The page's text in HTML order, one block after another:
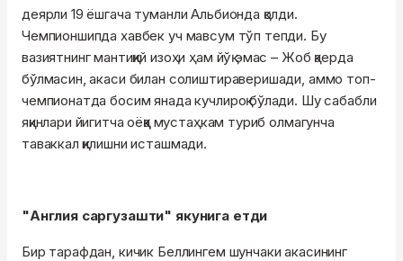
деярли 19 ёшгача туманли Альбионда қолди.
Чемпионшипда хавбек уч мавсум тўп тепди. Бу
вазиятнинг мантиқий изоҳи ҳам йўқ эмас – Жоб қаерда
бўлмасин, акаси билан солиштираверишади, аммо топ-
чемпионатда босим янада кучлироқ бўлади. Шу сабабли
яқинлари йигитча оёққа мустаҳкам туриб олмагунча
таваккал қилишни исташмади.
"Англия саргузашти" якунига етди
Бир тарафдан, кичик Беллингем шунчаки акасининг